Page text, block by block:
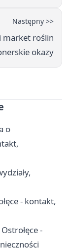
Następny >>
market roślin
okazy
o
- kontakt,
-